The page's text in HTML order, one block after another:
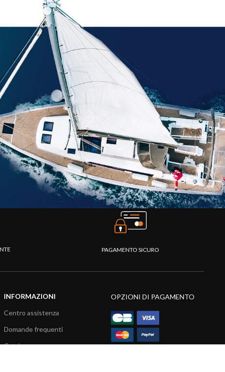
PAGAMENTO SICURO
INFORMAZIONI
Centro assistenza
Domande frequenti
Catalogo
OPZIONI DI PAGAMENTO